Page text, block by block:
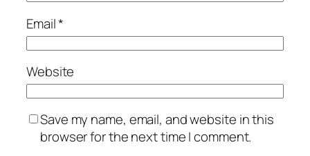
Email*
Website
Save my name, email, and website in this
browser for the next time I comment.